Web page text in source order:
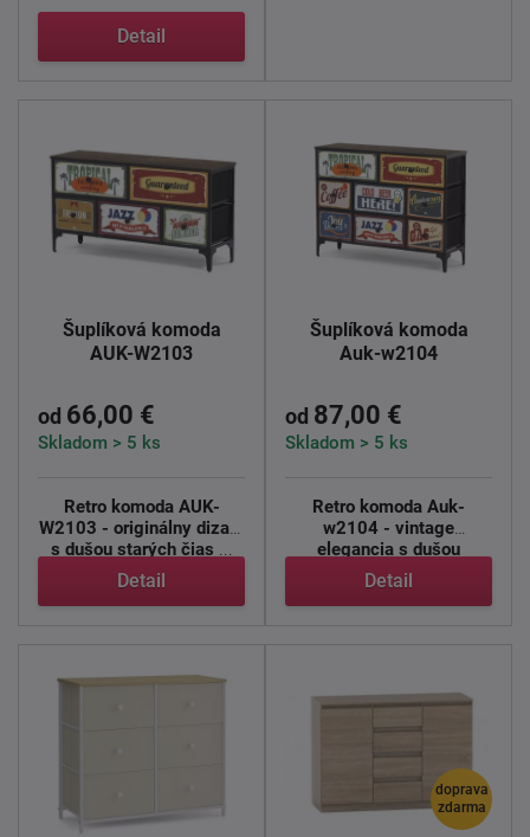
Detail
Šuplíková komoda
AUK-W2103
od 66,00 €
Skladom > 5 ks
Retro komoda AUK-
W2103 - originálny dizajn
s dušou starých čias ...
Detail
Šuplíková komoda
Auk-w2104
od 87,00 €
Skladom > 5 ks
Retro komoda Auk-
w2104 - vintage
elegancia s dušou
minulosti
Retro ...
Detail
doprava
zdarma